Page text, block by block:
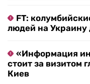
FT:
людей на Украину
«Информация
стоит за визитом
Киев